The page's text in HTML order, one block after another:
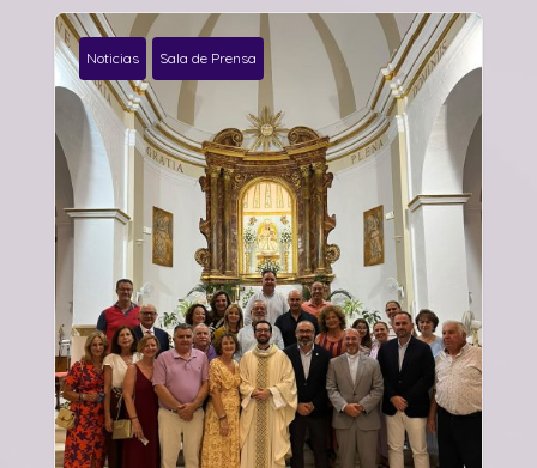
Noticias Sala de Prensa